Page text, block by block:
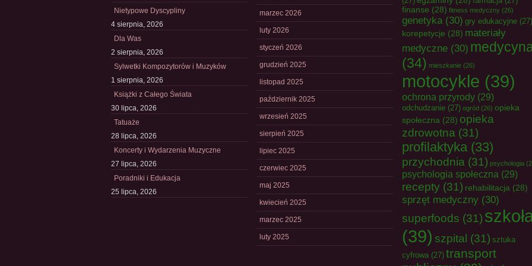
Nietypowe Dyscypliny
4 sierpnia, 2026
Dla Was
2 sierpnia, 2026
Sylwetki Kompozytorów i Muzyków
1 sierpnia, 2026
Książki z Całego Świata
30 lipca, 2026
Tatuaże
28 lipca, 2026
Koncerty i Wydarzenia Muzyczne
27 lipca, 2026
Poradniki i Edukacja
25 lipca, 2026
marzec 2026
luty 2026
styczeń 2026
grudzień 2025
listopad 2025
październik 2025
wrzesień 2025
sierpień 2025
lipiec 2025
czerwiec 2025
maj 2025
kwiecień 2025
marzec 2025
luty 2025
finanse (28) fitness medyczny (26)
genetyka(30) gry edukacyjne (27)
korepetycje (28) materiały
medyczne (30)
(34) mieszkanie (26)
motocykle (39)
ochrona przyrody (29)
odchudzanie (27) ogród (26) opieka
społeczna (28) opieka
zdrowotna (31)
profilaktyka (33)
przychodnia (31) psychologia
psychologia społeczna (29)
recepty (31) rehabilitacja (28)
sprzęt medyczny (30)
superfoods (31)
(39) szpital (31) sztuka
cyfrowa (27) transport